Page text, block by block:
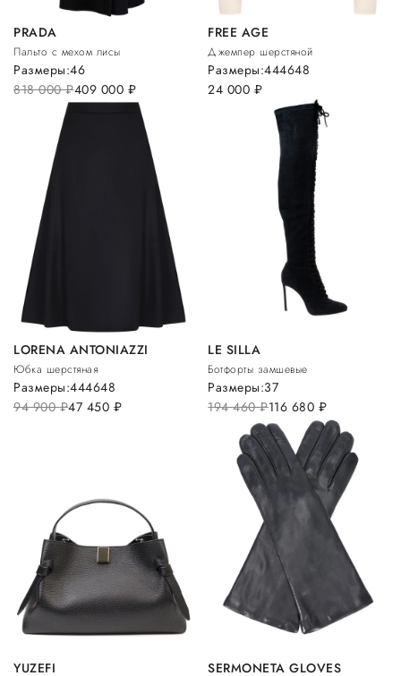
PRADA
Пальто с мехом лисы
818 000руб.409 000 руб.
Размеры:46
FREE AGE
Джемпер шерстяной
24 000 руб.
Размеры:444648
LORENA ANTONIAZZI
Юбка шерстяная
94 900руб.47 450 руб.
Размеры:444648
LE SILLA
Ботфорты замшевые
194 460руб.116 680 руб.
Размеры:37
YUZEFI SERMONETA GLOVES